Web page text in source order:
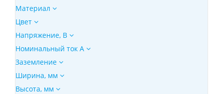
Материал
Цвет
Напряжение, B
Номинальный ток А
Заземление
Ширина, мм
Высота, мм